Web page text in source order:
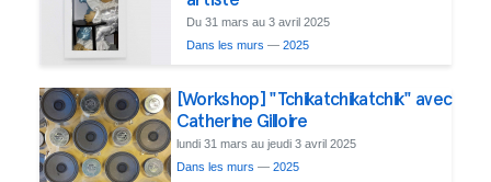
Du 31 mars au 3 avril 2025
Dans les murs — 2025
[Workshop] "Tchikatchikatchik" avec
Catherine Gilloire
lundi 31 mars au jeudi 3 avril 2025
Dans les murs — 2025